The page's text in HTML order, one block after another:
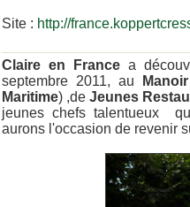
Site : http://
Claire en France a
septembre 2011, au
Maritime) ,deJeunes
jeunes chefs talentueux
aurons l'occasion de revenir